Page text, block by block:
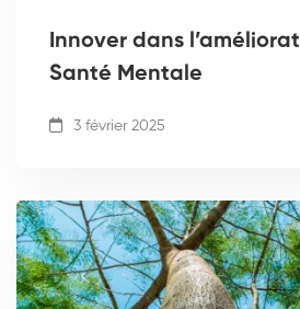
Innover dans
Santé Mentale
3 février 2025